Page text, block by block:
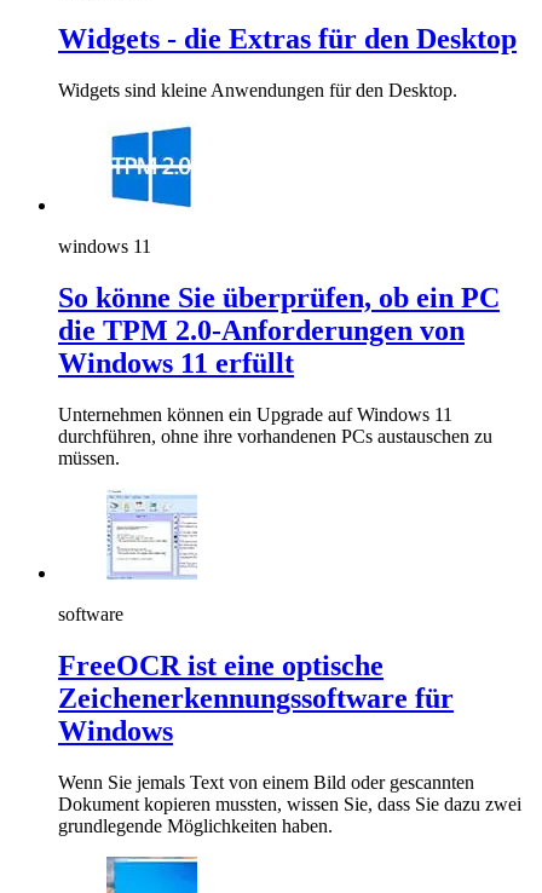
Widgets - die Extras für den Desktop
Widgets sind kleine Anwendungen für den Desktop.
windows 11
So könne Sie überprüfen, ob ein PC
die TPM 2.0-Anforderungen von
Windows 11 erfüllt
Unternehmen können ein Upgrade auf Windows 11
durchführen, ohne ihre vorhandenen PCs austauschen zu
müssen.
software
FreeOCR ist eine optische
Zeichenerkennungssoftware für
Windows
Wenn Sie jemals Text von einem Bild oder gescannten
Dokument kopieren mussten, wissen Sie, dass Sie dazu zwei
grundlegende Möglichkeiten haben.